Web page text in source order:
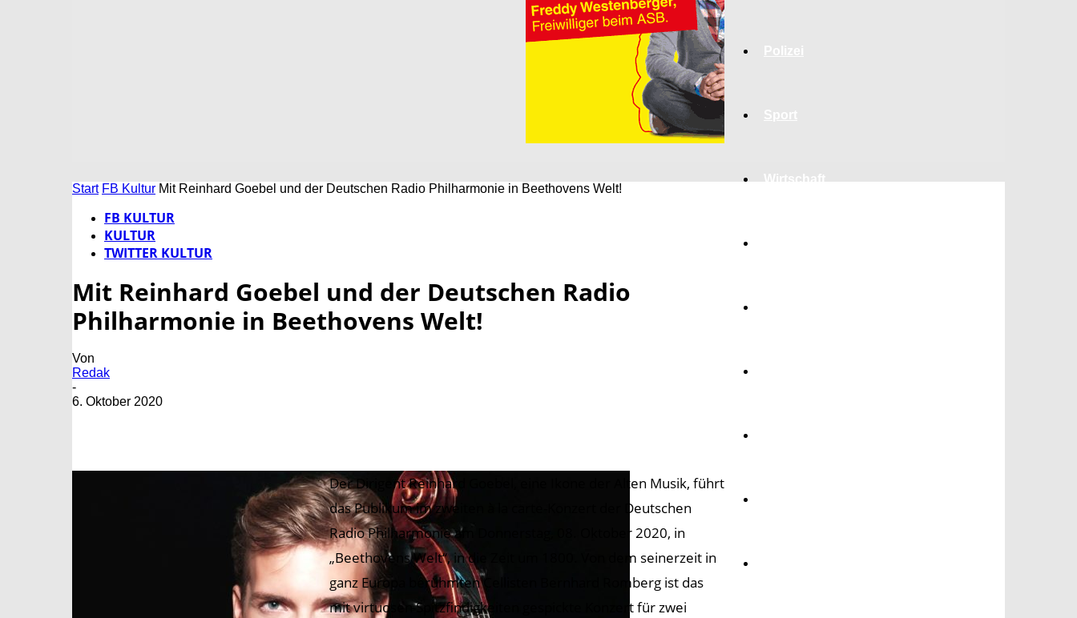
Wirtschaft
Start FB Kultur Mit Reinhard Goebel und der Deutschen Radio Philharmonie in Beethovens Welt!
FB KULTUR
KULTUR
TWITTER KULTUR
Mit Reinhard Goebel und der Deutschen Radio
Philharmonie in Beethovens Welt!
Von
Redak
-
6. Oktober 2020
Der Dirigent Reinhard Goebel, eine Ikone der Alten Musik, führt
das Publikum im zweiten à la carte-Konzert der Deutschen
Radio Philharmonie am Donnerstag, 08. Oktober 2020, in
„Beethovens Welt“, in die Zeit um 1800. Von dem seinerzeit in
ganz Europa berühmten Cellisten Bernhard Romberg ist das
mit virtuosen Spitzfindigkeiten gespickte Konzert für zwei